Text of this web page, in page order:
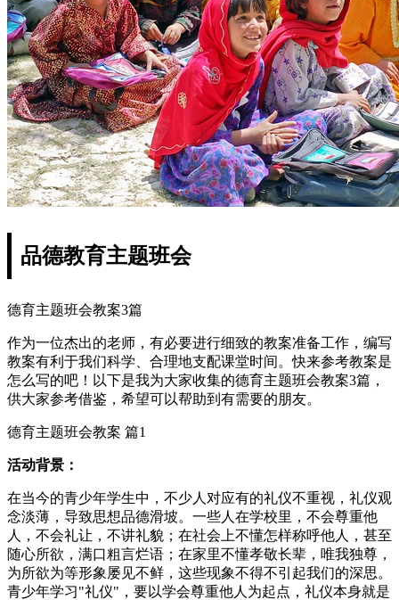
品德教育主题班会
德育主题班会教案3篇
作为一位杰出的老师，有必要进行细致的教案准备工作，编写
教案有利于我们科学、合理地支配课堂时间。快来参考教案是
怎么写的吧！以下是我为大家收集的德育主题班会教案3篇，
供大家参考借鉴，希望可以帮助到有需要的朋友。
德育主题班会教案 篇1
活动背景：
在当今的青少年学生中，不少人对应有的礼仪不重视，礼仪观
念淡薄，导致思想品德滑坡。一些人在学校里，不会尊重他
人，不会礼让，不讲礼貌；在社会上不懂怎样称呼他人，甚至
随心所欲，满口粗言烂语；在家里不懂孝敬长辈，唯我独尊，
为所欲为等形象屡见不鲜，这些现象不得不引起我们的深思。
青少年学习"礼仪"，要以学会尊重他人为起点，礼仪本身就是